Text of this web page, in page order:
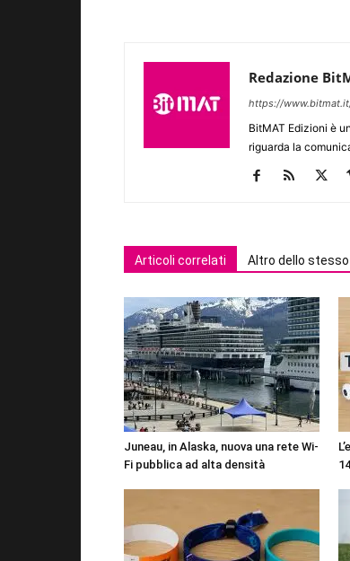
Redazione
https://
BitMAT Edizioni è
riguarda la
Articoli correlati Altro dello
Juneau, in Alaska, nuova una rete Wi-
Fi pubblica ad alta densità